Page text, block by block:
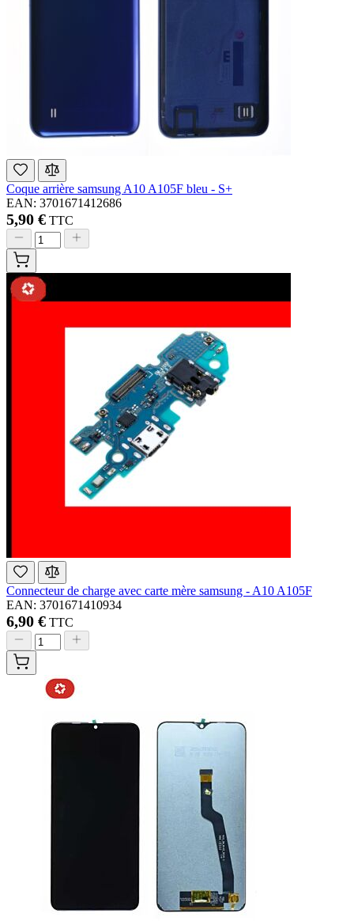
Coque arrière samsung A10 A105F bleu - S+
EAN: 3701671412686
5,90 € TTC
Connecteur de charge avec carte mère samsung - A10 A105F
EAN: 3701671410934
6,90 € TTC